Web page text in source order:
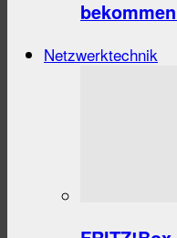
Netzwerktechnik